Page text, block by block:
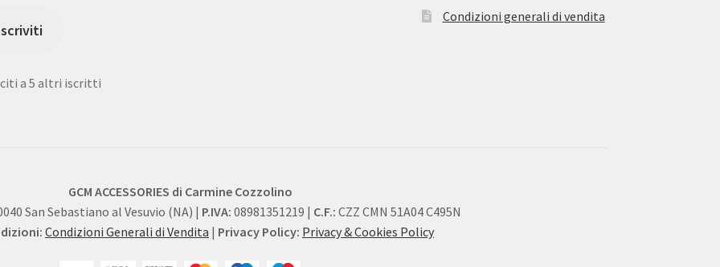
a 5 altri iscritti
Condizioni generali di vendita
GCM ACCESSORIES di Carmine Cozzolino
San Sebastiano al Vesuvio (NA) | P.IVA: 08981351219 | C.F.: CZZ CMN 51A04 C495N
Condizioni Generali di Vendita | Privacy Policy: Privacy & Cookies Policy